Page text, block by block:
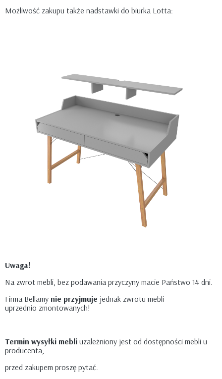
Możliwość zakupu także nadstawki do biurka Lotta:
Uwaga!
Na zwrot mebli, bez podawania przyczyny macie Państwo 14 dni.
Firma Bellamy nie przyjmuje jednak zwrotu mebli
uprzednio zmontowanych!
Termin wysyłki mebli uzależniony jest od dostępności mebli u
producenta,
przed zakupem proszę pytać.